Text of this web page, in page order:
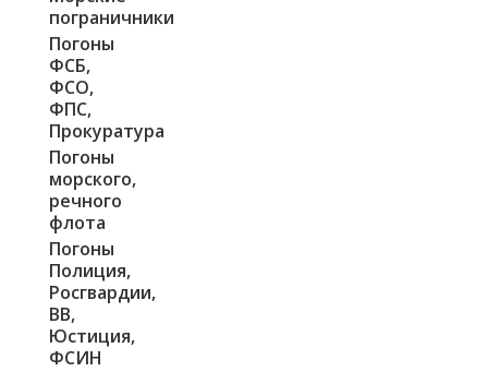
пограничники
Погоны
ФСБ,
ФСО,
ФПС,
Прокуратура
Погоны
морского,
речного
флота
Погоны
Полиция,
Росгвардии,
ВВ,
Юстиция,
ФСИН